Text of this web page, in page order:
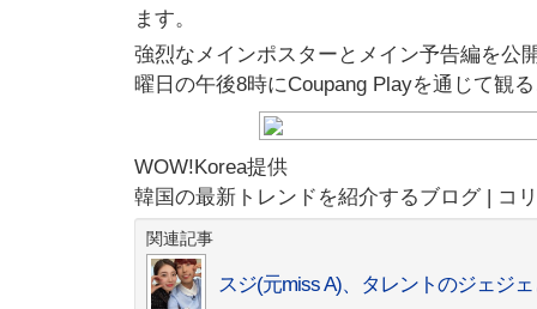
ます。
強烈なメインポスターとメイン予告編を公
曜日の午後8時にCoupang Playを通じて観る
WOW!Korea提供
韓国の最新トレンドを紹介するブログ | コ
関連記事
スジ(元miss A)、タレントのジェジ